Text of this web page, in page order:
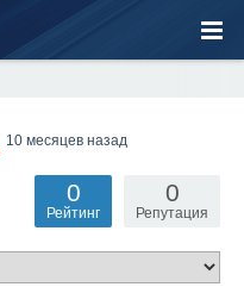
10 месяцев назад
0
Репутация
0
Рейтинг